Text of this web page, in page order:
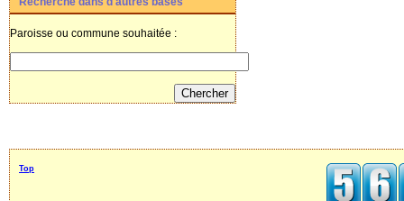
Paroisse ou commune souhaitée :
Top